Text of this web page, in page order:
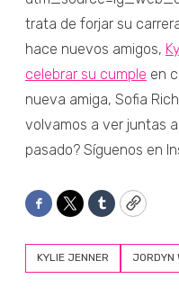
trata de forjar su
hace nuevos amigos,
celebrar su cumple en
nueva amiga, Sofia
volvamos a ver juntas a
pasado? Síguenos en
Facebook
TwitterTumblrCopy
KYLIE JENNER JORDYN